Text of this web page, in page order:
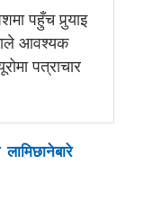
पहुँच पुर्‍याइ
आवश्यक
पत्राचार